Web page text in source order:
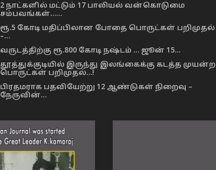
2 நாட்களில் மட்டும் 17 பாலியல் வன்கொடுமை
சம்பவங்கள்……
ரூ.5 கோடி மதிப்பிலான போதை பொருட்கள் பறிமுதல்
–…
வருடத்திற்கு ரூ.800 கோடி நஷ்டம் … ஜூன் 15…
தூத்துக்குடியில் இருந்து இலங்கைக்கு கடத்த முயன்ற
பொருட்கள் பறிமுதல்…!
பிரதமராக பதவியேற்று 12 ஆண்டுகள் நிறைவு –
நேருவின்…